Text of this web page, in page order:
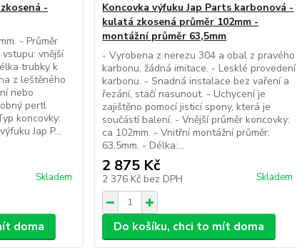
-
- Průměr
vstupu: vnější
trubky k
z leštěného
nebo
pertl
koncovky:
Jap P...
Skladem
doma
Koncovka výfuku Jap Parts karbonová -
kulatá zkosená průměr 102mm -
montážní průměr 63,5mm
- Vyrobena z nerezu 304 a obal z pravého
karbonu, žádná imitace. - Lesklé provedení
karbonu. - Snadná instalace bez vaření a
řezání, stačí nasunout. - Uchycení je
zajištěno pomocí jisticí spony, která je
součástí balení. - Vnější průměr koncovky:
ca 102mm. - Vnitřní montážní průměr:
63,5mm. - Délka:...
2 875 Kč
2 376 Kč bez DPH Skladem
Do košíku, chci to mít doma